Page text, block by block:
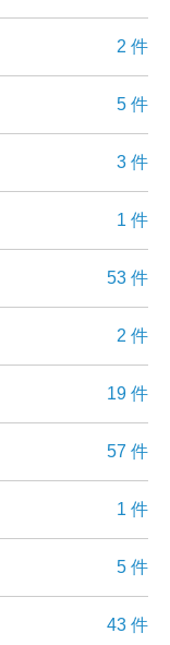
2 件
5 件
3 件
1 件
53 件
2 件
19 件
57 件
1 件
5 件
43 件